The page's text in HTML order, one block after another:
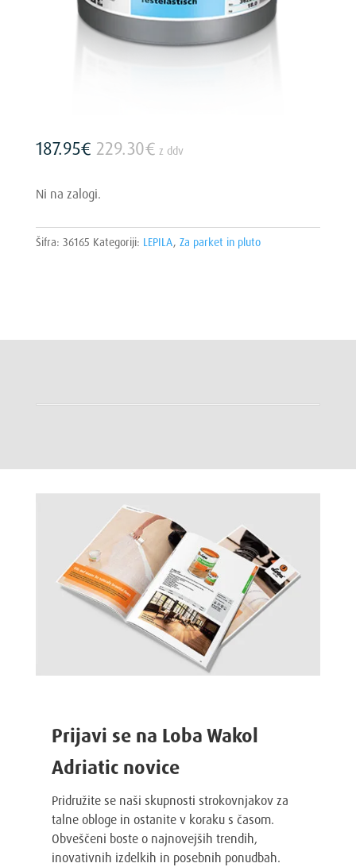
187.95€ 229.30€ z ddv
Ni na zalogi.
Šifra: 36165 Kategoriji: LEPILA, Za parket in pluto
Prijavi se na Loba Wakol
Adriatic novice
Pridružite se naši skupnosti strokovnjakov za
talne obloge in ostanite v koraku s časom.
Obveščeni boste o najnovejših trendih,
inovativnih izdelkih in posebnih ponudbah.